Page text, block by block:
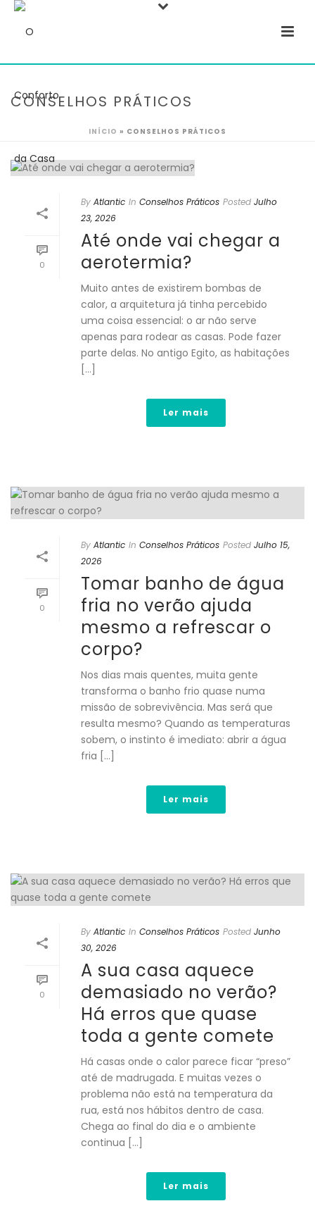
CONSELHOS PRÁTICOS
INÍCIO » CONSELHOS PRÁTICOS
0
By Atlantic In Conselhos Práticos Posted Julho
23, 2026
Até onde vai chegar a
aerotermia?
Muito antes de existirem bombas de
calor, a arquitetura já tinha percebido
uma coisa essencial: o ar não serve
apenas para rodear as casas. Pode fazer
parte delas. No antigo Egito, as habitações
[...]
Ler mais
0
By Atlantic In Conselhos Práticos Posted Julho 15,
2026
Tomar banho de água
fria no verão ajuda
mesmo a refrescar o
corpo?
Nos dias mais quentes, muita gente
transforma o banho frio quase numa
missão de sobrevivência. Mas será que
resulta mesmo? Quando as temperaturas
sobem, o instinto é imediato: abrir a água
fria [...]
Ler mais
0
By Atlantic In Conselhos Práticos Posted Junho
30, 2026
A sua casa aquece
demasiado no verão?
Há erros que quase
toda a gente comete
Há casas onde o calor parece ficar “preso”
até de madrugada. E muitas vezes o
problema não está na temperatura da
rua, está nos hábitos dentro de casa.
Chega ao final do dia e o ambiente
continua [...]
Ler mais